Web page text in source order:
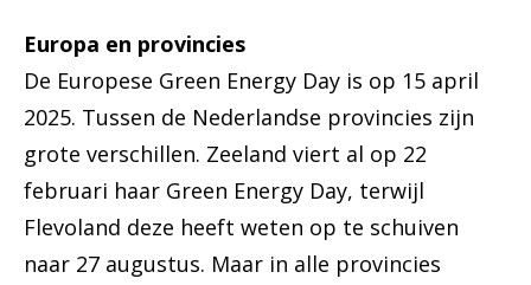
Europa en provincies
De Europese Green Energy Day is op 15 april
2025. Tussen de Nederlandse provincies zijn
grote verschillen. Zeeland viert al op 22
februari haar Green Energy Day, terwijl
Flevoland deze heeft weten op te schuiven
naar 27 augustus. Maar in alle provincies